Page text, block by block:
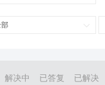
解决中 已答复 已解决